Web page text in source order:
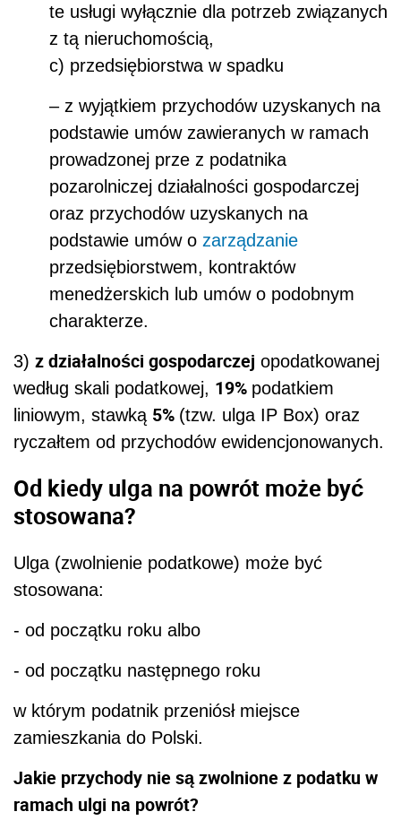
te usługi wyłącznie dla potrzeb związanych
z tą nieruchomością,
c) przedsiębiorstwa w spadku
– z wyjątkiem przychodów uzyskanych na
podstawie umów zawieranych w ramach
prowadzonej prze z podatnika
pozarolniczej działalności gospodarczej
oraz przychodów uzyskanych na
podstawie umów o zarządzanie
przedsiębiorstwem, kontraktów
menedżerskich lub umów o podobnym
charakterze.
3) z działalności gospodarczej opodatkowanej
według skali podatkowej, 19% podatkiem
liniowym, stawką 5% (tzw. ulga IP Box) oraz
ryczałtem od przychodów ewidencjonowanych.
Od kiedy ulga na powrót może być
stosowana?
Ulga (zwolnienie podatkowe) może być
stosowana:
- od początku roku albo
- od początku następnego roku
w którym podatnik przeniósł miejsce
zamieszkania do Polski.
Jakie przychody nie są zwolnione z podatku w
ramach ulgi na powrót?